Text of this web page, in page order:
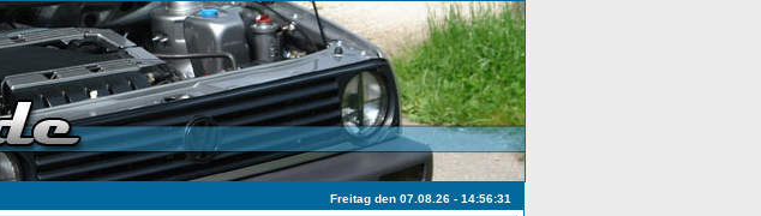
Freitag den 07.08.26 - 14:56:31